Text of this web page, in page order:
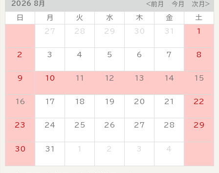
2026 8月 <前月 今月 次月>
日 月 火 水 木 金
土
27 28 29 30 31 1
2 3 4 5 6 7 8
9 10 11 12 13 14 15
16 17 18 19 20 21 22
23 24 25 26 27 28 29
30 31 1 2 3 4